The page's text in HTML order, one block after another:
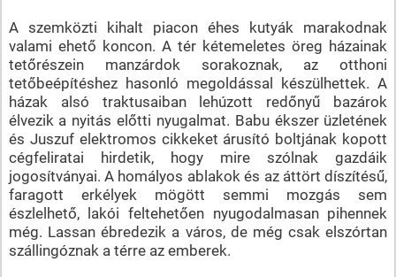
A szemközti kihalt piacon éhes kutyák marakodnak
valami ehető koncon. A tér kétemeletes öreg házainak
tetőrészein manzárdok sorakoznak, az otthoni
tetőbeépítéshez hasonló megoldással készülhettek. A
házak alsó traktusaiban lehúzott redőnyű bazárok
élvezik a nyitás előtti nyugalmat. Babu ékszer üzletének
és Juszuf elektromos cikkeket árusító boltjának kopott
cégfeliratai hirdetik, hogy mire szólnak gazdáik
jogosítványai. A homályos ablakok és az áttört díszítésű,
faragott erkélyek mögött semmi mozgás sem
észlelhető, lakói feltehetően nyugodalmasan pihennek
még. Lassan ébredezik a város, de még csak elszórtan
szállingóznak a térre az emberek.